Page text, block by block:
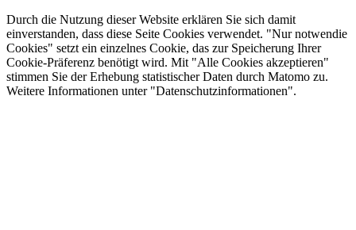
Durch die Nutzung dieser Website erklären Sie sich damit
einverstanden, dass diese Seite Cookies verwendet. "Nur notwendie
Cookies" setzt ein einzelnes Cookie, das zur Speicherung Ihrer
Cookie-Präferenz benötigt wird. Mit "Alle Cookies akzeptieren"
stimmen Sie der Erhebung statistischer Daten durch Matomo zu.
Weitere Informationen unter "Datenschutzinformationen".